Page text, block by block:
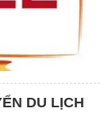
DU LỊCH